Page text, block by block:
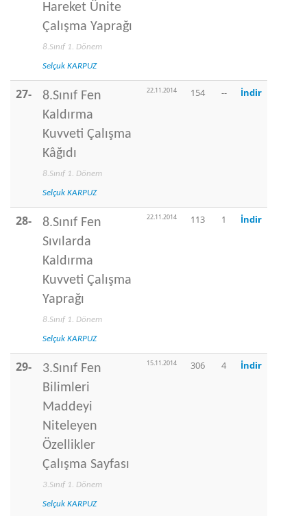
Hareket Ünite
Çalışma Yaprağı
8.Sınıf 1. Dönem
Selçuk KARPUZ
27-
8.Sınıf Fen
Kaldırma
Kuvveti Çalışma
Kâğıdı
8.Sınıf 1. Dönem
Selçuk KARPUZ
22.11.2014 154 -- İndir
28-
8.Sınıf Fen
Sıvılarda
Kaldırma
Kuvveti Çalışma
Yaprağı
8.Sınıf 1. Dönem
Selçuk KARPUZ
22.11.2014 113 1 İndir
29-
3.Sınıf Fen
Bilimleri
Maddeyi
Niteleyen
Özellikler
Çalışma Sayfası
3.Sınıf 1. Dönem
Selçuk KARPUZ
15.11.2014 306 4 İndir